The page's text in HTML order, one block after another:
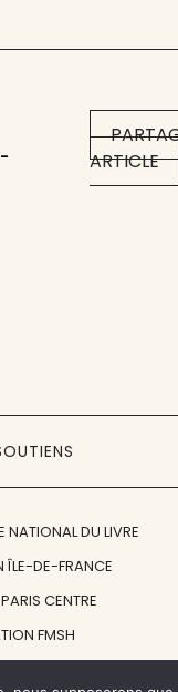
ARTICLE
NATIONAL DU LIVRE
ÎLE-DE-FRANCE
CENTRE
FMSH